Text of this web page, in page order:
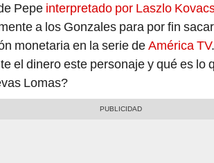
Pepe interpretado por Laszlo
a los Gonzales para por fin
monetaria en la serie deAmérica TV
el dinero este personaje y qué es lo
Lomas?